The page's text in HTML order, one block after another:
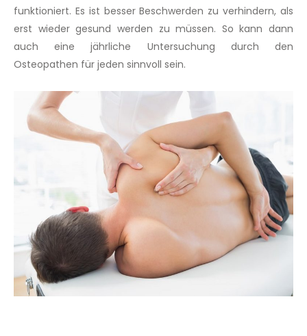
funktioniert. Es ist besser Beschwerden zu verhindern, als
erst wieder gesund werden zu müssen. So kann dann
auch eine jährliche Untersuchung durch den
Osteopathen für jeden sinnvoll sein.